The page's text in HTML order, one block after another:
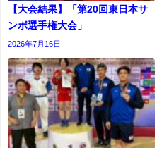
【大会結果】「第20回東日本サ
ンボ選手権大会」
2026年7月16日